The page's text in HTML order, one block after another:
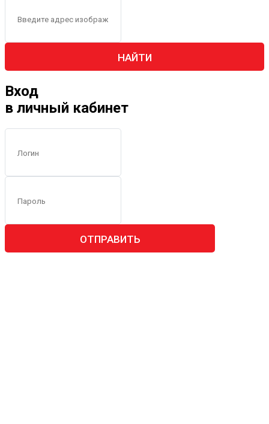
НАЙТИ
Вход
в личный кабинет
ОТПРАВИТЬ